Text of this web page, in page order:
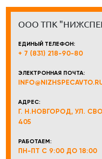
ООО ТПК
ЕДИНЫЙ ТЕЛЕФОН:
+ 7 (831) 218-90-80
ЭЛЕКТРОННАЯ ПОЧТА:
АДРЕС:
Г. Н.НОВГОРОД, УЛ.
405
РАБОТАЕМ:
ПН-ПТ С 9:00 ДО 18:00